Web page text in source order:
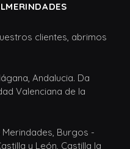
clientes, abrimos
Andalucia. Da
Valenciana de la
Merindades, Burgos -
y León, Castilla la